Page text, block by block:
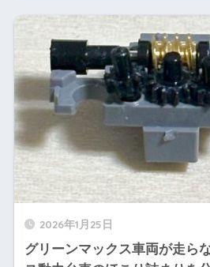
2026年1月25日
グリーンマックス車両が走ら